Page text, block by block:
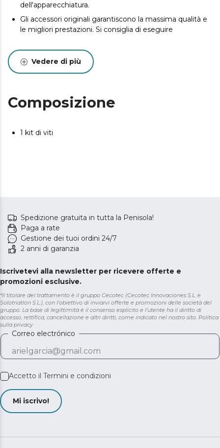
dell'apparecchiatura.
Gli accessori originali garantiscono la massima qualità e
le migliori prestazioni. Si consiglia di eseguire
Vedere di più
Composizione
1 kit di viti
Spedizione gratuita in tutta la Penisola!
Paga a rate
Gestione dei tuoi ordini 24/7
2 anni di garanzia
Iscrivetevi alla newsletter per ricevere offerte e
promozioni esclusive.
*Il titolare del trattamento è il gruppo Cecotec (Cecotec Innovaciones S.L. e
Solotriatlon S.L.), con l'obiettivo di inviarvi offerte e promozioni delle società del
gruppo. La base di legittimità è il consenso esplicito e l'utente ha il diritto di
accesso, rettifica, cancellazione e altri diritti, come indicato nel nostro sito. Politica
sulla privacy
Correo electrónico
Accetto il Termini e condizioni
Mi iscrivo!